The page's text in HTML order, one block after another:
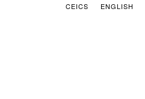
CEICS
ENGLISH